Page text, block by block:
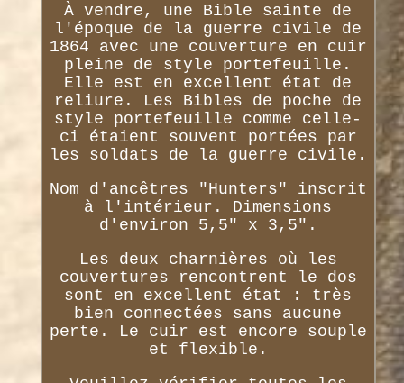
À vendre, une Bible sainte de
l'époque de la guerre civile de
1864 avec une couverture en cuir
pleine de style portefeuille.
Elle est en excellent état de
reliure. Les Bibles de poche de
style portefeuille comme celle-
ci étaient souvent portées par
les soldats de la guerre civile.
Nom d'ancêtres "Hunters" inscrit
à l'intérieur. Dimensions
d'environ 5,5" x 3,5".
Les deux charnières où les
couvertures rencontrent le dos
sont en excellent état : très
bien connectées sans aucune
perte. Le cuir est encore souple
et flexible.